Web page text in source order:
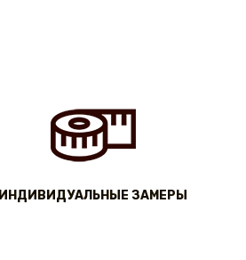
ИНДИВИДУАЛЬНЫЕ ЗАМЕРЫ